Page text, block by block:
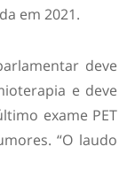
em 2021.
deve
e deve
exame PET
“O laudo